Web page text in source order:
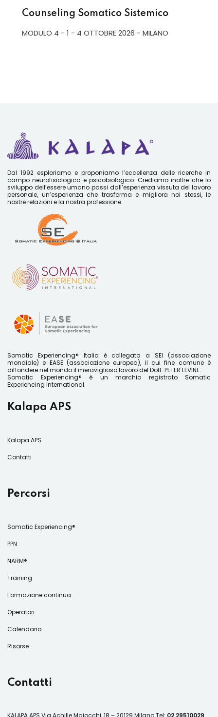
Counseling Somatico Sistemico
MODULO 4 - 1 - 4 OTTOBRE 2026 - MILANO
Dal 1992 esploriamo e proponiamo l’eccellenza delle ricerche in
campo neurofisiologico e psicobiologico. Crediamo inoltre che lo
sviluppo dell’essere umano passi dall’esperienza vissuta del lavoro
personale, un’esperienza che trasforma e migliora noi stessi, le
nostre relazioni e la nostra professione.
Somatic Experiencing® Italia è collegata a SEI (associazione
mondiale) e EASE (associazione europea), il cui fine comune è
diffondere nel mondo il meraviglioso lavoro del Dott. PETER LEVINE.
Somatic Experiencing® è un marchio registrato Somatic
Experiencing International.
Kalapa APS
Kalapa APS
Contatti
Percorsi
Somatic Experiencing®
PPN
NARM®
Training
Formazione continua
Operatori
Calendario
Risorse
Contatti